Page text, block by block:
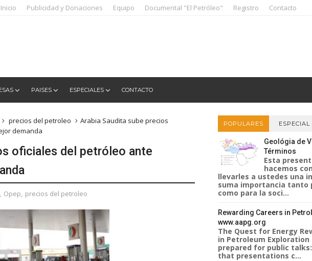
Inicio Publicidad y Donaciones Equipo Documental "El Petróleo" Registro Contacto
PAISES ESPECIALES CONTACTO
precios del petroleo
Arabia Saudita sube precios
demanda
oficiales del petróleo ante
, Opep, precios del petroleo
POPULARES ESPECIAL
Geológia de
Términos
Esta
hacemos
llevarles a ustedes una
suma importancia tanto
como para la soci...
Rewarding Careers in
www.aapg.org
The Quest for Energy
in Petroleum Exploration
prepared for public
that presentations c...